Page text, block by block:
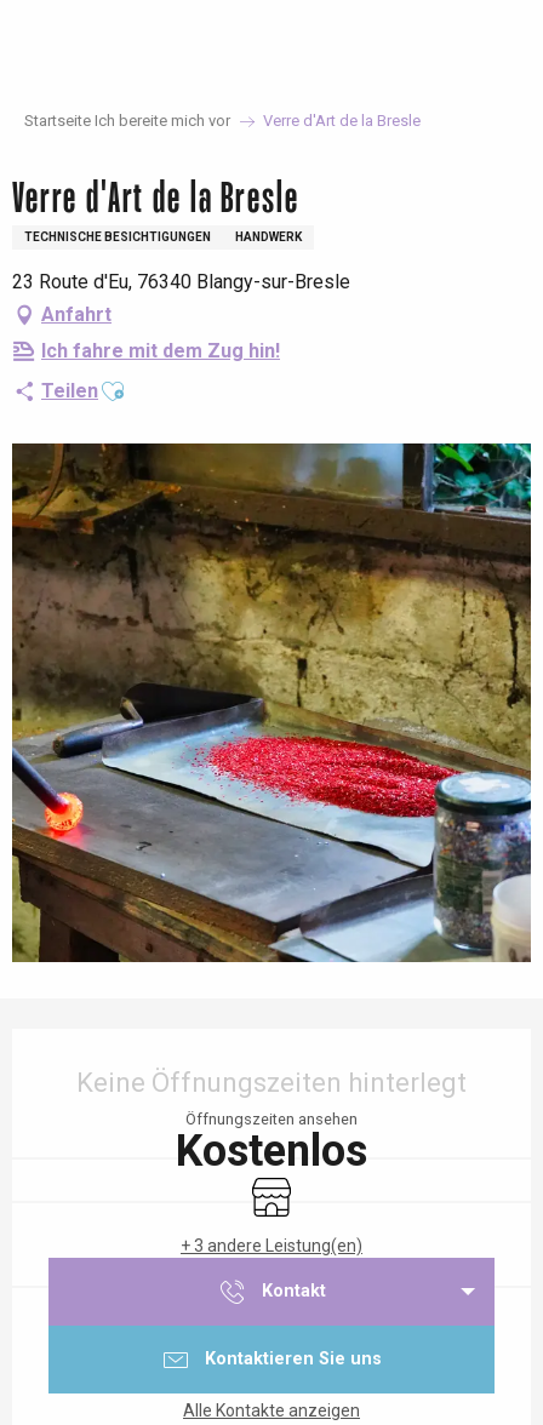
Startseite Ich bereite mich vor Verre d'Art de la Bresle
Verre d'Art de la Bresle
TECHNISCHE BESICHTIGUNGEN HANDWERK
23 Route d'Eu, 76340 Blangy-sur-Bresle
Anfahrt
Ich fahre mit dem Zug hin!
TeilenAjouter aux favoris
Keine Öffnungszeiten hinterlegt
Öffnungszeiten ansehen
Kostenlos
Shop
+ 3 andere Leistung(en)
Kontakt
Kontaktieren Sie uns
Alle Kontakte anzeigen